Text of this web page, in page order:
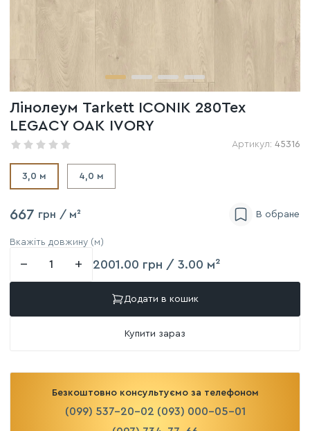
Лінолеум Tarkett ICONIK 280Tex
LEGACY OAK IVORY
Артикул: 45316
3,0 м 4,0 м
667 грн / м²
Вкажіть довжину (м)
− + 2001.00 грн / 3.00 м²
Додати в кошик
Купити зараз
Безкоштовно консультуємо за телефоном
(099) 537-20-02 (093) 000-05-01